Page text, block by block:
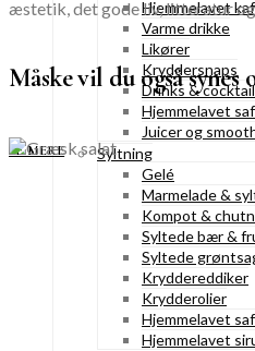
Hjemmelavet
Varme drikke
Likører
Kryddersnaps
Drinks &
Hjemmelavet
Juicer og
Syltning
Gelé
Marmelade &
Kompot &
Syltede bær &
Syltede
Kryddereddiker
Krydderolier
Hjemmelavet
Hjemmelavet
æstetik, det gode liv, litteratur
Måske vil du også synes
SE MERE